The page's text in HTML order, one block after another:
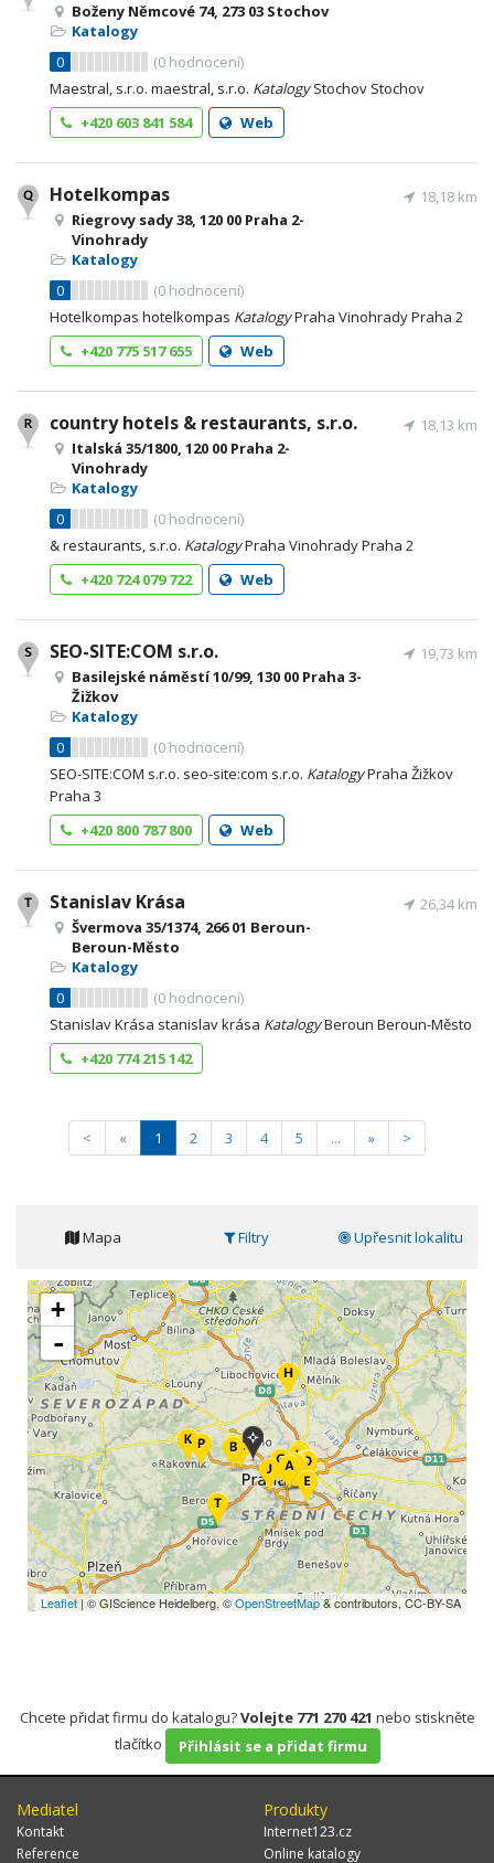
Boženy Němcové 74, 273 03 Stochov
Katalogy
0
(0 hodnocení)
Maestral, s.r.o. maestral, s.r.o. KatalogyStochov Stochov
+420 603 841 584
Web
Hotelkompas
Riegrovy sady 38, 120 00 Praha 2-
Vinohrady
Katalogy
0
(0 hodnocení)
18,18 km
Hotelkompas hotelkompas KatalogyPraha Vinohrady Praha 2
+420 775 517 655
Web
country hotels & restaurants, s.r.o.
Italská 35/1800, 120 00 Praha 2-
Vinohrady
Katalogy
0
(0 hodnocení)
18,13 km
& restaurants, s.r.o. KatalogyPraha Vinohrady Praha 2
+420 724 079 722
Web
SEO-SITE:COM s.r.o.
Basilejské náměstí 10/99, 130 00 Praha 3-
Žižkov
Katalogy
0
(0 hodnocení)
19,73 km
SEO-SITE:COM s.r.o. seo-site:com s.r.o. KatalogyPraha Žižkov
Praha 3
+420 800 787 800
Web
Stanislav Krása
Švermova 35/1374, 266 01 Beroun-
Beroun-Město
Katalogy
0
(0 hodnocení)
26,34 km
Stanislav Krása stanislav krása KatalogyBeroun Beroun-Město
+420 774 215 142
< « 1 2 3 4 5 ... » >
Mapa Filtry Upřesnit lokalitu
+
-
Leaflet| © GIScience Heidelberg, ©OpenStreetMap& contributors, CC-BY-SA
Chcete přidat firmu do katalogu?Volejte 771 270 421 nebo stiskněte
tlačítko
Přihlásit se a přidat firmu
Mediatel
Kontakt
Reference
Produkty
Internet123.cz
Online katalogy